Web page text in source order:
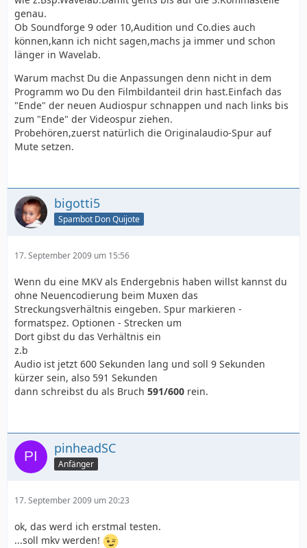
genau.
Ob Soundforge 9 oder 10,Audition und Co.dies auch
können,kann ich nicht sagen,machs ja immer und schon
länger in Wavelab.
Warum machst Du die Anpassungen denn nicht in dem
Programm wo Du den Filmbildanteil drin hast.Einfach das
"Ende" der neuen Audiospur schnappen und nach links bis
zum "Ende" der Videospur ziehen.
Probehören,zuerst natürlich die Originalaudio-Spur auf
Mute setzen.
bigotti5
Spambot Don Quijote
17. September 2009 um 15:56
Wenn du eine MKV als Endergebnis haben willst kannst du
ohne Neuencodierung beim Muxen das
Streckungsverhältnis eingeben. Spur markieren -
formatspez. Optionen - Strecken um
Dort gibst du das Verhältnis ein
z.b
Audio ist jetzt 600 Sekunden lang und soll 9 Sekunden
kürzer sein, also 591 Sekunden
dann schreibst du als Bruch 591/600 rein.
pinheadSC
Anfänger
17. September 2009 um 20:23
ok, das werd ich erstmal testen.
...soll mkv werden!